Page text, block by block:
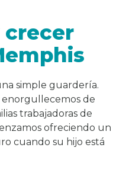
simple guardería.
enorgullecemos de
trabajadoras de
ofreciendo un
cuando su hijo está